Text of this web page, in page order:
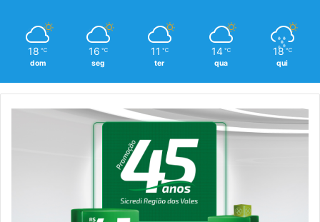
18 ℃
dom
16 ℃
seg
11 ℃
ter
14 ℃
qua
18 ℃
qui